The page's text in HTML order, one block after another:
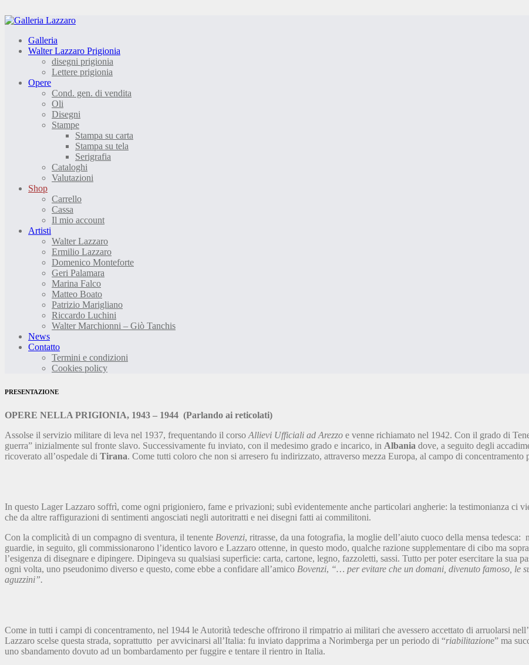
Galleria
Walter Lazzaro Prigionia
disegni prigionia
Lettere prigionia
Opere
Cond. gen. di vendita
Oli
Disegni
Stampe
Stampa su carta
Stampa su tela
Serigrafia
Cataloghi
Valutazioni
Shop
Carrello
Cassa
Il mio account
Artisti
Walter Lazzaro
Ermilio Lazzaro
Domenico Monteforte
Geri Palamara
Marina Falco
Matteo Boato
Patrizio Marigliano
Riccardo Luchini
Walter Marchionni – Giò Tanchis
News
Contatto
Termini e condizioni
Cookies policy
PRESENTAZIONE
OPERE NELLA PRIGIONIA, 1943 – 1944 (Parlando ai reticolati)
Assolse il servizio militare di leva nel 1937, frequentando il corso Allievi Ufficiali ad Arezzo e venne richiamato nel 1942. Con il grado di
guerra” inizialmente sul fronte slavo. Successivamente fu inviato, con il medesimo grado e incarico, in Albania dove, a seguito degli
ricoverato all’ospedale di Tirana. Come tutti coloro che non si arresero fu indirizzato, attraverso mezza Europa, al campo di concentramento
In questo Lager Lazzaro soffrì, come ogni prigioniero, fame e privazioni; subì evidentemente anche particolari angherie: la testimonianza ci
che da altre raffigurazioni di sentimenti angosciati negli autoritratti e nei disegni fatti ai commilitoni.
Con la complicità di un compagno di sventura, il tenente Bovenzi, ritrasse, da una fotografia, la moglie dell’aiuto cuoco della mensa tedesca:
guardie, in seguito, gli commissionarono l’identico lavoro e Lazzaro ottenne, in questo modo, qualche razione supplementare di cibo ma
l’esigenza di disegnare e dipingere. Dipingeva su qualsiasi superficie: carta, cartone, legno, fazzoletti, sassi. Tutto per poter esercitare la sua
ogni volta, uno pseudonimo diverso e questo, come ebbe a confidare all’amico Bovenzi, “… per evitare che un domani, divenuto famoso, le
aguzzini”.
Come in tutti i campi di concentramento, nel 1944 le Autorità tedesche offrirono il rimpatrio ai militari che avessero accettato di arruolarsi
Lazzaro scelse questa strada, soprattutto per avvicinarsi all’Italia: fu inviato dapprima a Norimberga per un periodo di “riabilitazione” ma
uno sbandamento dovuto ad un bombardamento per fuggire e tentare il rientro in Italia.